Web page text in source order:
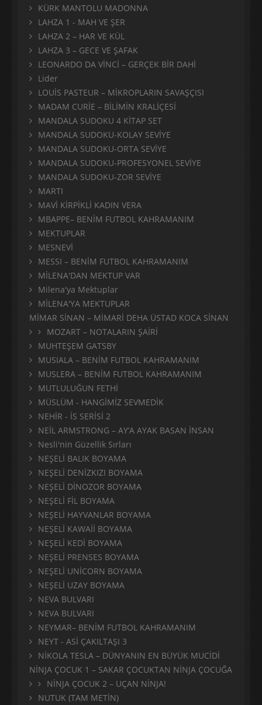
KÜRK MANTOLU MADONNA
LAHZA 1 - MAH VE ŞER
LAHZA 2 – HAR VE KÜL
LAHZA 3 – GECE VE ŞAFAK
LEONARDO DA VİNCİ – GERÇEK BİR DAHİ
Lider
LOUİS PASTEUR – MİKROPLARIN SAVAŞÇISI
MADAM CURİE – BİLİMİN KRALİÇESİ
MANDALA SUDOKU 4 KİTAP SET
MANDALA SUDOKU-KOLAY SEVİYE
MANDALA SUDOKU-ORTA SEVİYE
MANDALA SUDOKU-PROFESYONEL SEVİYE
MANDALA SUDOKU-ZOR SEVİYE
MARTI
MAVİ KİRPİKLİ KADIN VERA
MBAPPE– BENİM FUTBOL KAHRAMANIM
MEKTUPLAR
MESNEVİ
MESSI – BENİM FUTBOL KAHRAMANIM
MİLENA'DAN MEKTUP VAR
Milena'ya Mektuplar
MİLENA'YA MEKTUPLAR
MİMAR SİNAN – MİMARİ DEHA ÜSTAD KOCA SİNAN
MOZART – NOTALARIN ŞAİRİ
MUHTEŞEM GATSBY
MUSIALA – BENİM FUTBOL KAHRAMANIM
MUSLERA – BENİM FUTBOL KAHRAMANIM
MUTLULUĞUN FETHİ
MÜSLÜM - HANGİMİZ SEVMEDİK
NEHİR - İS SERİSİ 2
NEİL ARMSTRONG – AY’A AYAK BASAN İNSAN
Nesli'nin Güzellik Sırları
NEŞELİ BALIK BOYAMA
NEŞELİ DENİZKIZI BOYAMA
NEŞELİ DİNOZOR BOYAMA
NEŞELİ FİL BOYAMA
NEŞELİ HAYVANLAR BOYAMA
NEŞELİ KAWAİİ BOYAMA
NEŞELİ KEDİ BOYAMA
NEŞELİ PRENSES BOYAMA
NEŞELİ UNİCORN BOYAMA
NEŞELİ UZAY BOYAMA
NEVA BULVARI
NEVA BULVARI
NEYMAR– BENİM FUTBOL KAHRAMANIM
NEYT - ASİ ÇAKILTAŞI 3
NİKOLA TESLA – DÜNYANIN EN BÜYÜK MUCİDİ
NİNJA ÇOCUK 1 – SAKAR ÇOCUKTAN NİNJA ÇOCUĞA
NİNJA ÇOCUK 2 – UÇAN NİNJA!
NUTUK (TAM METİN)